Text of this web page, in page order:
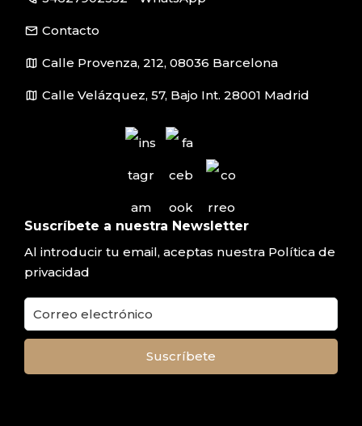
email Contacto
map Calle Provenza, 212, 08036 Barcelona
map Calle Velázquez, 57, Bajo Int. 28001 Madrid
Suscríbete a nuestra Newsletter
Al introducir tu email, aceptas nuestra Política de
privacidad